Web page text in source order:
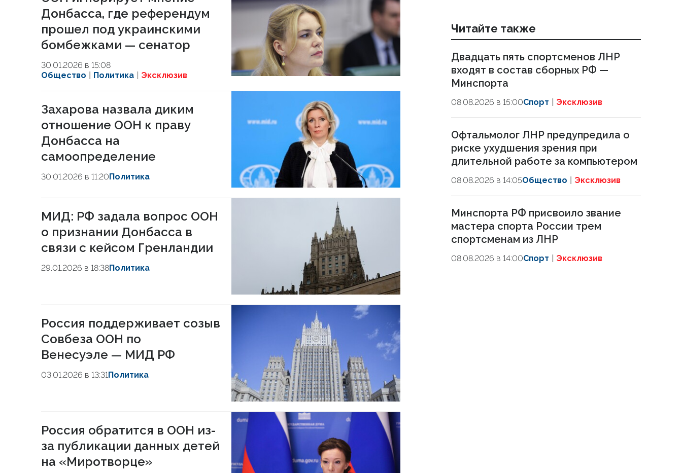
Донбасса, где референдум
прошел под украинскими
бомбежками — сенатор
30.01.2026 в 15:08
Общество
Политика Эксклюзив
Захарова назвала диким
отношение ООН к праву
Донбасса на
самоопределение
30.01.2026 в 11:20Политика
МИД: РФ задала вопрос ООН
о признании Донбасса в
связи с кейсом Гренландии
29.01.2026 в 18:38Политика
Россия поддерживает созыв
Совбеза ООН по
Венесуэле — МИД РФ
03.01.2026 в 13:31Политика
Россия обратится в ООН из-
за публикации данных детей
на «Миротворце»
Читайте также
Двадцать пять спортсменов ЛНР
входят в состав сборных РФ —
Минспорта
08.08.2026 в 15:00Спорт Эксклюзив
Офтальмолог ЛНР предупредила о
риске ухудшения зрения при
длительной работе за компьютером
08.08.2026 в 14:05Общество Эксклюзив
Минспорта РФ присвоило звание
мастера спорта России трем
спортсменам из ЛНР
08.08.2026 в 14:00Спорт Эксклюзив